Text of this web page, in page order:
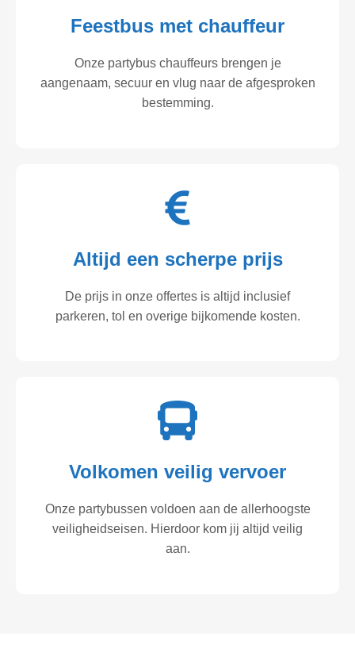
Feestbus met chauffeur
Onze partybus chauffeurs brengen je
aangenaam, secuur en vlug naar de afgesproken
bestemming.
Altijd een scherpe prijs
De prijs in onze offertes is altijd inclusief
parkeren, tol en overige bijkomende kosten.
Volkomen veilig vervoer
Onze partybussen voldoen aan de allerhoogste
veiligheidseisen. Hierdoor kom jij altijd veilig
aan.